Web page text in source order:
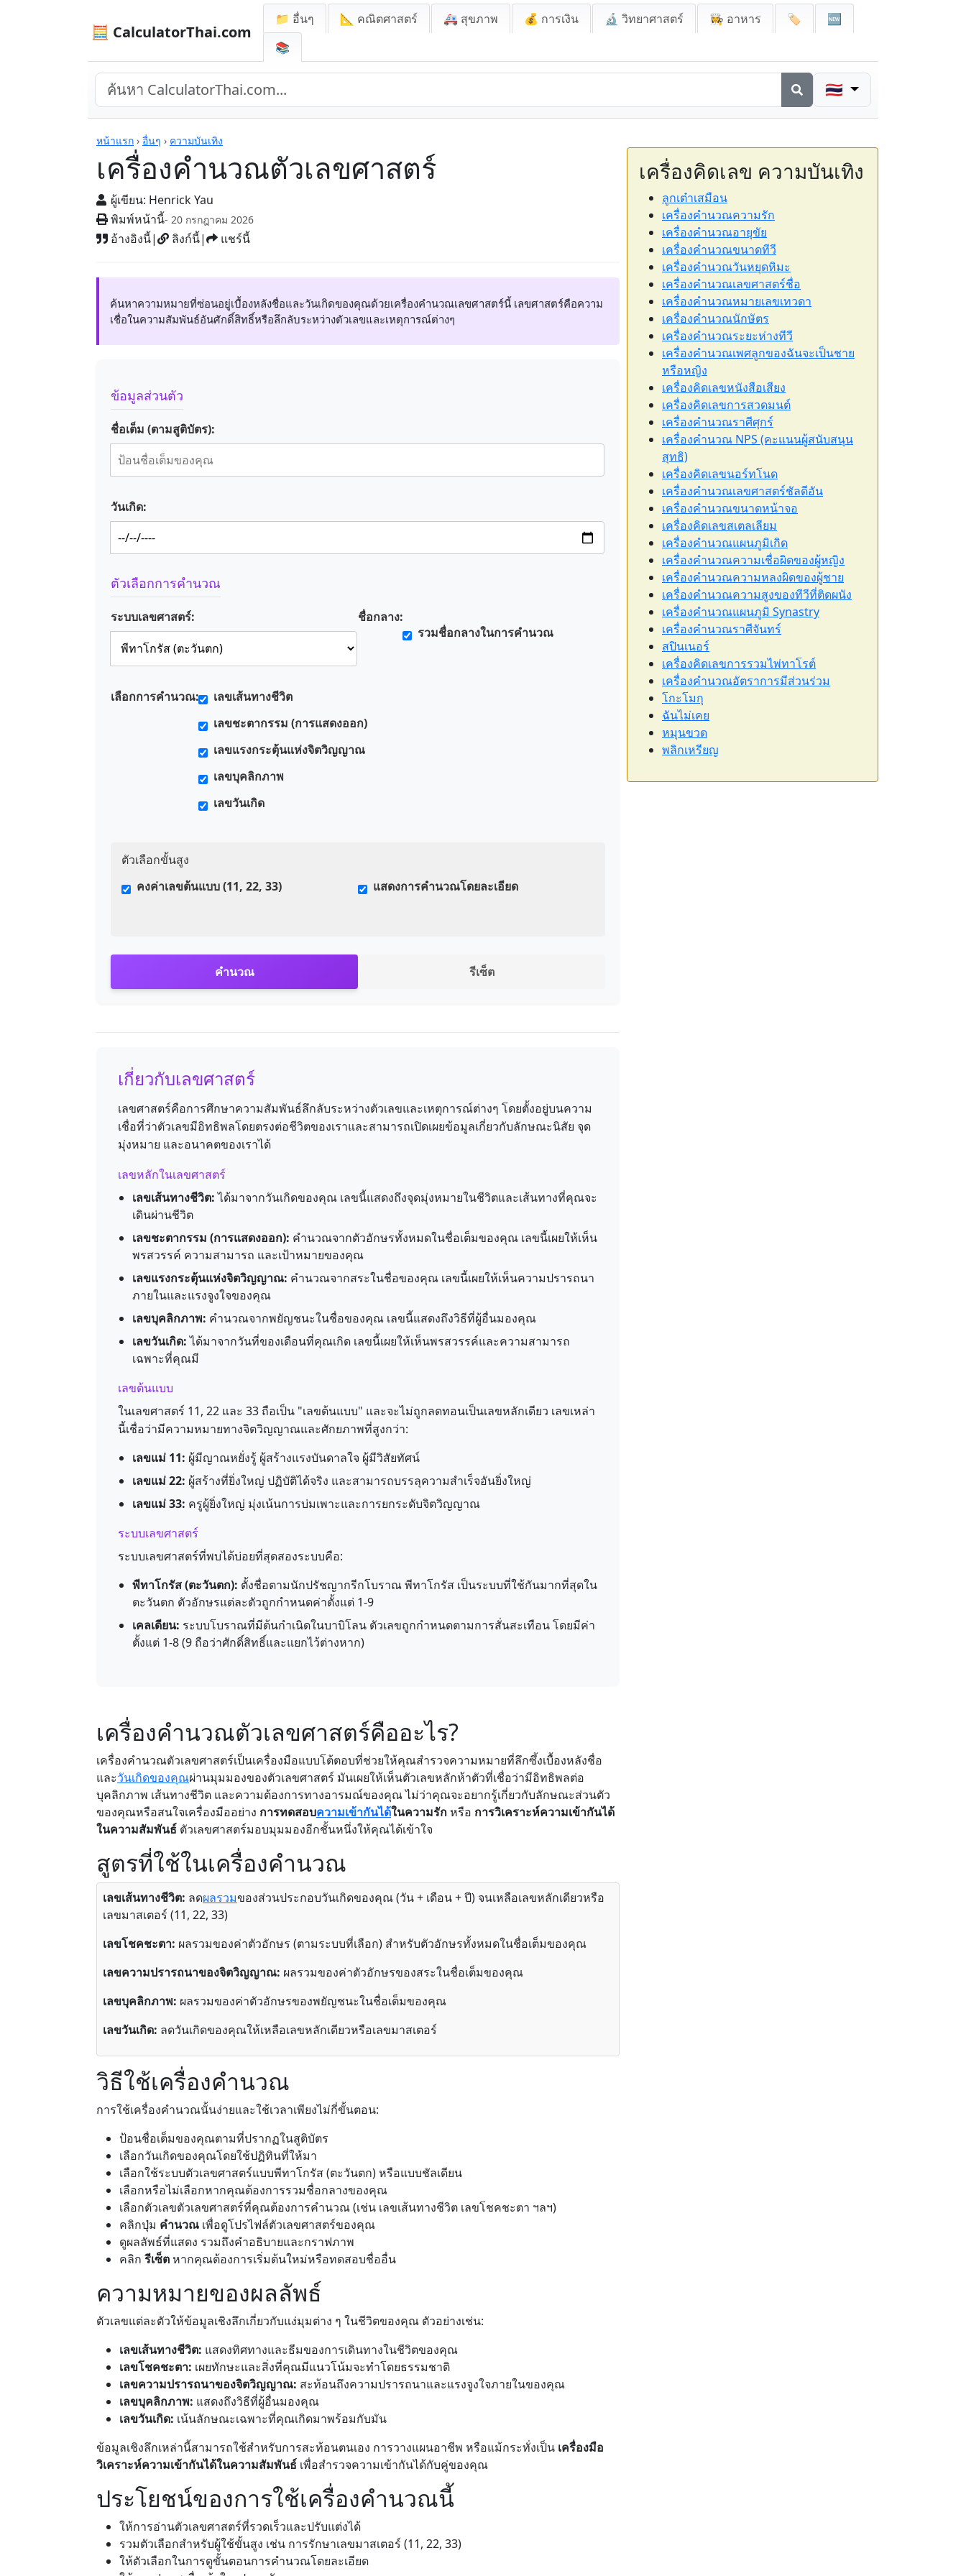
🧮 CalculatorThai.com
📁 อื่นๆ 📐 คณิตศาสตร์ 🚑 สุขภาพ 💰 การเงิน 🔬 วิทยาศาสตร์ 👩‍🍳 อาหาร 🏷️
🆕
📚
🇹🇭
หน้าแรก › อื่นๆ › ความบันเทิง
เครื่องคำนวณตัวเลขศาสตร์
ผู้เขียน: Henrick Yau
พิมพ์หน้านี้- 20 กรกฎาคม 2026
อ้างอิงนี้| ลิงก์นี้| แชร์นี้
เครื่องคิดเลข
ค้นหาความหมายที่ซ่อนอยู่เบื้องหลังชื่อและวันเกิดของคุณด้วยเครื่องคำนวณเลขศาสตร์นี้ เลขศาสตร์คือความ
เชื่อในความสัมพันธ์อันศักดิ์สิทธิ์หรือลึกลับระหว่างตัวเลขและเหตุการณ์ต่างๆ
ข้อมูลส่วนตัว
ชื่อเต็ม (ตามสูติบัตร):
วันเกิด:
ตัวเลือกการคำนวณ
ระบบเลขศาสตร์:
ชื่อกลาง:
รวมชื่อกลางในการคำนวณ
เลือกการคำนวณ:
เลขเส้นทางชีวิต
เลขชะตากรรม (การแสดงออก)
เลขแรงกระตุ้นแห่งจิตวิญญาณ
เลขบุคลิกภาพ
เลขวันเกิด
ตัวเลือกขั้นสูง
คงค่าเลขต้นแบบ (11, 22, 33)
แสดงการคำนวณโดยละเอียด
คำนวณ รีเซ็ต
เกี่ยวกับเลขศาสตร์
เลขศาสตร์คือการศึกษาความสัมพันธ์ลึกลับระหว่างตัวเลขและเหตุการณ์ต่างๆ โดยตั้งอยู่บนความ
เชื่อที่ว่าตัวเลขมีอิทธิพลโดยตรงต่อชีวิตของเราและสามารถเปิดเผยข้อมูลเกี่ยวกับลักษณะนิสัย จุด
มุ่งหมาย และอนาคตของเราได้
เลขหลักในเลขศาสตร์
เลขเส้นทางชีวิต:ได้มาจากวันเกิดของคุณ เลขนี้แสดงถึงจุดมุ่งหมายในชีวิตและเส้นทางที่คุณจะ
เดินผ่านชีวิต
เลขชะตากรรม (การแสดงออก): คำนวณจากตัวอักษรทั้งหมดในชื่อเต็มของคุณ เลขนี้เผยให้เห็น
พรสวรรค์ ความสามารถ และเป้าหมายของคุณ
เลขแรงกระตุ้นแห่งจิตวิญญาณ: คำนวณจากสระในชื่อของคุณ เลขนี้เผยให้เห็นความปรารถนา
ภายในและแรงจูงใจของคุณ
เลขบุคลิกภาพ: คำนวณจากพยัญชนะในชื่อของคุณ เลขนี้แสดงถึงวิธีที่ผู้อื่นมองคุณ
เลขวันเกิด:ได้มาจากวันที่ของเดือนที่คุณเกิด เลขนี้เผยให้เห็นพรสวรรค์และความสามารถ
เฉพาะที่คุณมี
เลขต้นแบบ
ในเลขศาสตร์ 11, 22 และ 33 ถือเป็น "เลขต้นแบบ" และจะไม่ถูกลดทอนเป็นเลขหลักเดียว เลขเหล่า
นี้เชื่อว่ามีความหมายทางจิตวิญญาณและศักยภาพที่สูงกว่า:
เลขแม่ 11: ผู้มีญาณหยั่งรู้ ผู้สร้างแรงบันดาลใจ ผู้มีวิสัยทัศน์
เลขแม่ 22: ผู้สร้างที่ยิ่งใหญ่ ปฏิบัติได้จริง และสามารถบรรลุความสำเร็จอันยิ่งใหญ่
เลขแม่ 33: ครูผู้ยิ่งใหญ่ มุ่งเน้นการบ่มเพาะและการยกระดับจิตวิญญาณ
ระบบเลขศาสตร์
ระบบเลขศาสตร์ที่พบได้บ่อยที่สุดสองระบบคือ:
พีทาโกรัส (ตะวันตก): ตั้งชื่อตามนักปรัชญากรีกโบราณ พีทาโกรัส เป็นระบบที่ใช้กันมากที่สุดใน
ตะวันตก ตัวอักษรแต่ละตัวถูกกำหนดค่าตั้งแต่ 1-9
เคลเดียน: ระบบโบราณที่มีต้นกำเนิดในบาบิโลน ตัวเลขถูกกำหนดตามการสั่นสะเทือน โดยมีค่า
ตั้งแต่ 1-8 (9 ถือว่าศักดิ์สิทธิ์และแยกไว้ต่างหาก)
เครื่องคำนวณตัวเลขศาสตร์คืออะไร?
เครื่องคำนวณตัวเลขศาสตร์เป็นเครื่องมือแบบโต้ตอบที่ช่วยให้คุณสำรวจความหมายที่ลึกซึ้งเบื้องหลังชื่อ
และวันเกิดของคุณผ่านมุมมองของตัวเลขศาสตร์ มันเผยให้เห็นตัวเลขหลักห้าตัวที่เชื่อว่ามีอิทธิพลต่อ
บุคลิกภาพ เส้นทางชีวิต และความต้องการทางอารมณ์ของคุณ ไม่ว่าคุณจะอยากรู้เกี่ยวกับลักษณะส่วนตัว
ของคุณหรือสนใจเครื่องมืออย่าง การทดสอบความเข้ากันได้ในความรักหรือ การวิเคราะห์ความเข้ากันได้
ในความสัมพันธ์ ตัวเลขศาสตร์มอบมุมมองอีกชั้นหนึ่งให้คุณได้เข้าใจ
สูตรที่ใช้ในเครื่องคำนวณ
เลขเส้นทางชีวิต: ลดผลรวมของส่วนประกอบวันเกิดของคุณ (วัน + เดือน + ปี) จนเหลือเลขหลักเดียวหรือ
เลขมาสเตอร์ (11, 22, 33)
เลขโชคชะตา: ผลรวมของค่าตัวอักษร (ตามระบบที่เลือก) สำหรับตัวอักษรทั้งหมดในชื่อเต็มของคุณ
เลขความปรารถนาของจิตวิญญาณ: ผลรวมของค่าตัวอักษรของสระในชื่อเต็มของคุณ
เลขบุคลิกภาพ: ผลรวมของค่าตัวอักษรของพยัญชนะในชื่อเต็มของคุณ
เลขวันเกิด: ลดวันเกิดของคุณให้เหลือเลขหลักเดียวหรือเลขมาสเตอร์
วิธีใช้เครื่องคำนวณ
การใช้เครื่องคำนวณนั้นง่ายและใช้เวลาเพียงไม่กี่ขั้นตอน:
ป้อนชื่อเต็มของคุณตามที่ปรากฏในสูติบัตร
เลือกวันเกิดของคุณโดยใช้ปฏิทินที่ให้มา
เลือกใช้ระบบตัวเลขศาสตร์แบบพีทาโกรัส (ตะวันตก) หรือแบบชัลเดียน
เลือกหรือไม่เลือกหากคุณต้องการรวมชื่อกลางของคุณ
เลือกตัวเลขตัวเลขศาสตร์ที่คุณต้องการคำนวณ (เช่น เลขเส้นทางชีวิต เลขโชคชะตา ฯลฯ)
คลิกปุ่ม คำนวณ เพื่อดูโปรไฟล์ตัวเลขศาสตร์ของคุณ
ดูผลลัพธ์ที่แสดง รวมถึงคำอธิบายและกราฟภาพ
คลิก รีเซ็ตหากคุณต้องการเริ่มต้นใหม่หรือทดสอบชื่ออื่น
ความหมายของผลลัพธ์
ตัวเลขแต่ละตัวให้ข้อมูลเชิงลึกเกี่ยวกับแง่มุมต่าง ๆ ในชีวิตของคุณ ตัวอย่างเช่น:
เลขเส้นทางชีวิต: แสดงทิศทางและธีมของการเดินทางในชีวิตของคุณ
เลขโชคชะตา: เผยทักษะและสิ่งที่คุณมีแนวโน้มจะทำโดยธรรมชาติ
เลขความปรารถนาของจิตวิญญาณ: สะท้อนถึงความปรารถนาและแรงจูงใจภายในของคุณ
เลขบุคลิกภาพ: แสดงถึงวิธีที่ผู้อื่นมองคุณ
เลขวันเกิด: เน้นลักษณะเฉพาะที่คุณเกิดมาพร้อมกับมัน
ข้อมูลเชิงลึกเหล่านี้สามารถใช้สำหรับการสะท้อนตนเอง การวางแผนอาชีพ หรือแม้กระทั่งเป็น เครื่องมือ
วิเคราะห์ความเข้ากันได้ในความสัมพันธ์ เพื่อสำรวจความเข้ากันได้กับคู่ของคุณ
ประโยชน์ของการใช้เครื่องคำนวณนี้
ให้การอ่านตัวเลขศาสตร์ที่รวดเร็วและปรับแต่งได้
รวมตัวเลือกสำหรับผู้ใช้ขั้นสูง เช่น การรักษาเลขมาสเตอร์ (11, 22, 33)
ให้ตัวเลือกในการดูขั้นตอนการคำนวณโดยละเอียด
เครื่องคิดเลข ความบันเทิง
ลูกเต๋าเสมือน
เครื่องคำนวณความรัก
เครื่องคำนวณอายุขัย
เครื่องคำนวณขนาดทีวี
เครื่องคำนวณวันหยุดหิมะ
เครื่องคำนวณเลขศาสตร์ชื่อ
เครื่องคำนวณหมายเลขเทวดา
เครื่องคำนวณนักษัตร
เครื่องคำนวณระยะห่างทีวี
เครื่องคำนวณเพศลูกของฉันจะเป็นชาย
หรือหญิง
เครื่องคิดเลขหนังสือเสียง
เครื่องคิดเลขการสวดมนต์
เครื่องคำนวณราศีศุกร์
เครื่องคำนวณ NPS (คะแนนผู้สนับสนุน
สุทธิ)
เครื่องคิดเลขนอร์ทโนด
เครื่องคำนวณเลขศาสตร์ชัลดีอัน
เครื่องคำนวณขนาดหน้าจอ
เครื่องคิดเลขสเตลเลียม
เครื่องคำนวณแผนภูมิเกิด
เครื่องคำนวณความเชื่อผิดของผู้หญิง
เครื่องคำนวณความหลงผิดของผู้ชาย
เครื่องคำนวณความสูงของทีวีที่ติดผนัง
เครื่องคำนวณแผนภูมิ Synastry
เครื่องคำนวณราศีจันทร์
สปินเนอร์
เครื่องคิดเลขการรวมไพ่ทาโรต์
เครื่องคำนวณอัตราการมีส่วนร่วม
โกะโมกุ
ฉันไม่เคย
หมุนขวด
พลิกเหรียญ